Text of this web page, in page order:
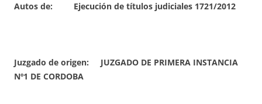
Autos de: Ejecución de títulos judiciales 1721/2012
Juzgado de origen: JUZGADO DE PRIMERA INSTANCIA
Nº1 DE CORDOBA